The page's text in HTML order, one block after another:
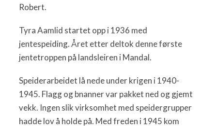
Robert.
Tyra Aamlid startet opp i 1936 med
jentespeiding. Året etter deltok denne første
jentetroppen på landsleiren i Mandal.
Speiderarbeidet lå nede under krigen i 1940-
1945. Flagg og bnanner var pakket ned og gjemt
vekk. Ingen slik virksomhet med speidergrupper
hadde lov å holde på. Med freden i 1945 kom